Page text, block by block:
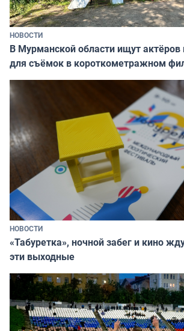
НОВОСТИ
В Мурманской области ищут
для съёмок в короткометражном
НОВОСТИ
«Табуретка», ночной забег и кино
эти выходные